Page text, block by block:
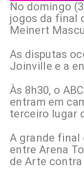
No domingo
jogos da final
Meinert
As disputas
Joinville e a
Às 8h30, o
entram em
terceiro lugar
A grande final
entre Arena
de Arte contra